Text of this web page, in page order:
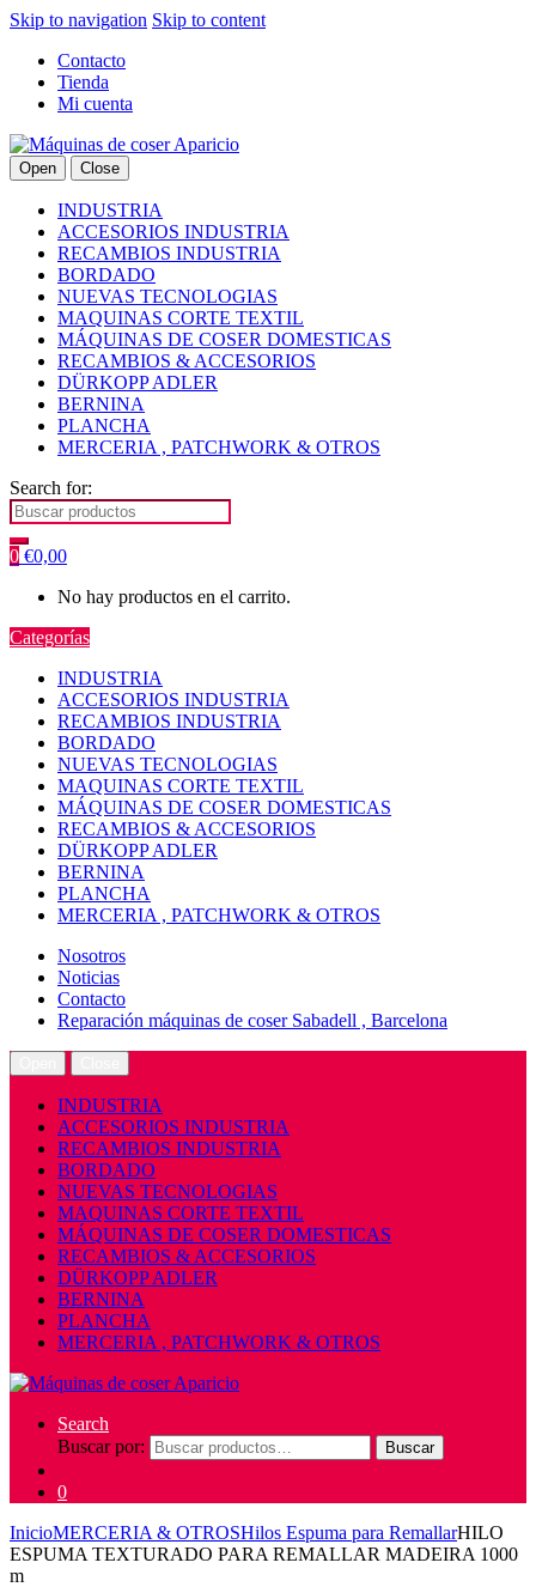
Skip to navigation Skip to content
Contacto
Tienda
Mi cuenta
Open Close
INDUSTRIA
ACCESORIOS INDUSTRIA
RECAMBIOS INDUSTRIA
BORDADO
NUEVAS TECNOLOGIAS
MAQUINAS CORTE TEXTIL
MÁQUINAS DE COSER DOMESTICAS
RECAMBIOS & ACCESORIOS
DÜRKOPP ADLER
BERNINA
PLANCHA
MERCERIA , PATCHWORK & OTROS
Search for:
0 €0,00
No hay productos en el carrito.
Categorías
INDUSTRIA
ACCESORIOS INDUSTRIA
RECAMBIOS INDUSTRIA
BORDADO
NUEVAS TECNOLOGIAS
MAQUINAS CORTE TEXTIL
MÁQUINAS DE COSER DOMESTICAS
RECAMBIOS & ACCESORIOS
DÜRKOPP ADLER
BERNINA
PLANCHA
MERCERIA , PATCHWORK & OTROS
Nosotros
Noticias
Contacto
Reparación máquinas de coser Sabadell , Barcelona
INDUSTRIA
ACCESORIOS INDUSTRIA
RECAMBIOS INDUSTRIA
BORDADO
NUEVAS TECNOLOGIAS
MAQUINAS CORTE TEXTIL
MÁQUINAS DE COSER DOMESTICAS
RECAMBIOS & ACCESORIOS
DÜRKOPP ADLER
BERNINA
PLANCHA
MERCERIA , PATCHWORK & OTROS
Search
Buscar por:
Buscar
0
InicioMERCERIA & OTROSHilos Espuma para RemallarHILO
ESPUMA TEXTURADO PARA REMALLAR MADEIRA 1000
m